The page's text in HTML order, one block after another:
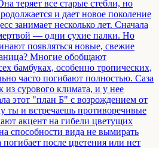
теряет все старые стебли, но
и дает новое поколение
занимает несколько лет. Сначала
— одни сухие палки. Но
появляться новые, свежие
Многие обобщают
бамбуках, особенно тропических,
часто погибают полностью. Саза
сурового климата, и у нее
этот "план Б" с возрождением от
ты и встречаешь противоречивые
акцент на гибели цветущих
способности вида не вымирать
погибает после цветения или нет